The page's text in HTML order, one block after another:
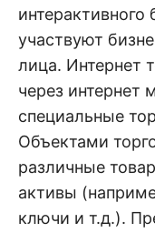
интерактивного
участвуют
лица. Интернет
через интернет
специальные
Объектами
различные
активы
ключи и т.д.).